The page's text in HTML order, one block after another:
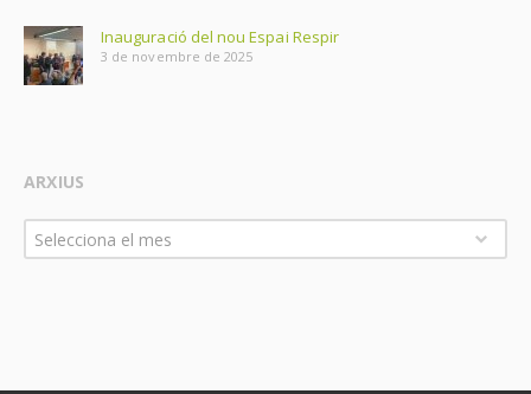
Inauguració del nou Espai Respir
3 de novembre de 2025
ARXIUS
Arxius
Selecciona el mes